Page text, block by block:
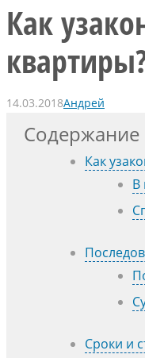
Как
14.03.2018Андрей
Содержание
Как
В
Сроки и